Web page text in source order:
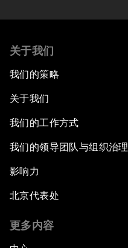
关于我们
我们的策略
关于我们
我们的工作方式
我们的领导团队与组织治理
影响力
北京代表处
更多内容